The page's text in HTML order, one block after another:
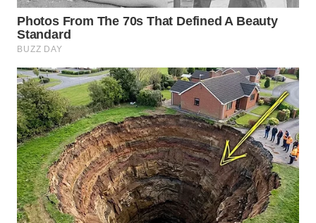
BEKASI
WN
WN
DEPOK
WN
TAPANULI
UTARA
WN